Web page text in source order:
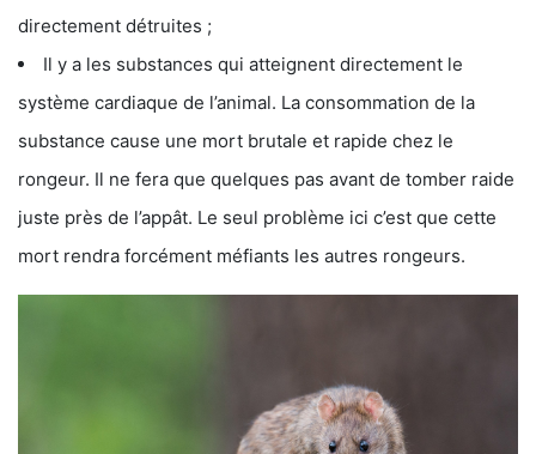
directement détruites ;
Il y a les substances qui atteignent directement le
système cardiaque de l’animal. La consommation de la
substance cause une mort brutale et rapide chez le
rongeur. Il ne fera que quelques pas avant de tomber raide
juste près de l’appât. Le seul problème ici c’est que cette
mort rendra forcément méfiants les autres rongeurs.